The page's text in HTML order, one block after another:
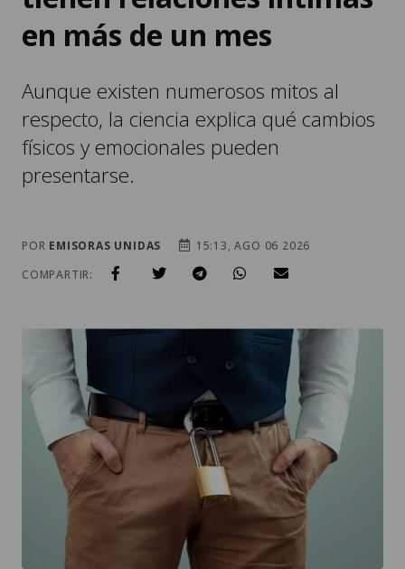
en más de un mes
Aunque existen numerosos mitos al
respecto, la ciencia explica qué cambios
físicos y emocionales pueden
presentarse.
POR EMISORAS UNIDAS
15:13, AGO 06 2026
COMPARTIR: